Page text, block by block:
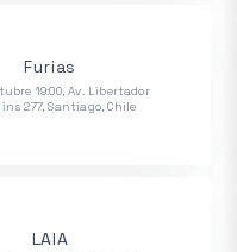
Furias
19:00, Av. Libertador
277, Santiago, Chile
LAIA